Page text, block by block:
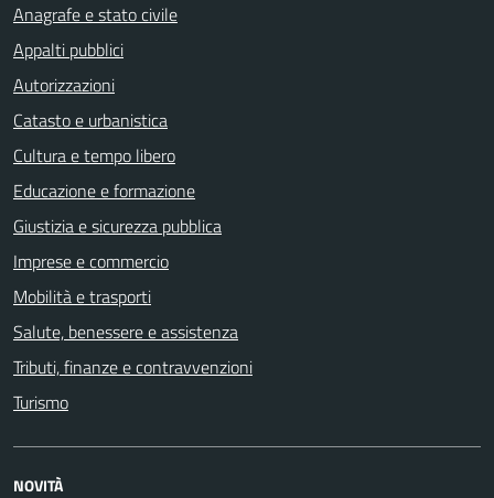
Anagrafe e stato civile
Appalti pubblici
Autorizzazioni
Catasto e urbanistica
Cultura e tempo libero
Educazione e formazione
Giustizia e sicurezza pubblica
Imprese e commercio
Mobilità e trasporti
Salute, benessere e assistenza
Tributi, finanze e contravvenzioni
Turismo
NOVITÀ